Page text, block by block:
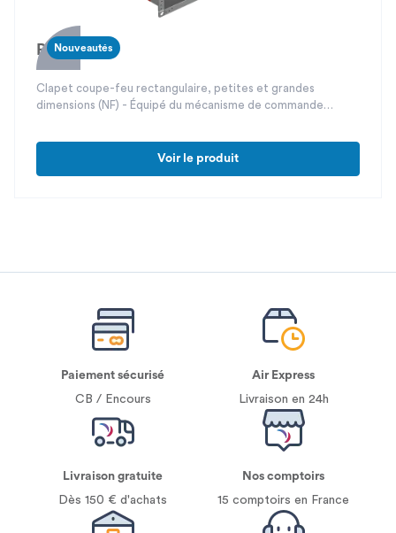
Nouveautés
REF 500 5
Clapet coupe-feu rectangulaire, petites et grandes
dimensions (NF) - Équipé du mécanisme de commande
Voir le produit
Paiement sécurisé
CB / Encours
Air Express
Livraison en 24h
Livraison gratuite
Dès 150 € d'achats
Nos comptoirs
15 comptoirs en France